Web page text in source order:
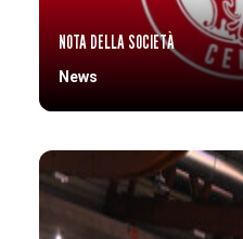
NOTA DELLA SOCIETÀ
News